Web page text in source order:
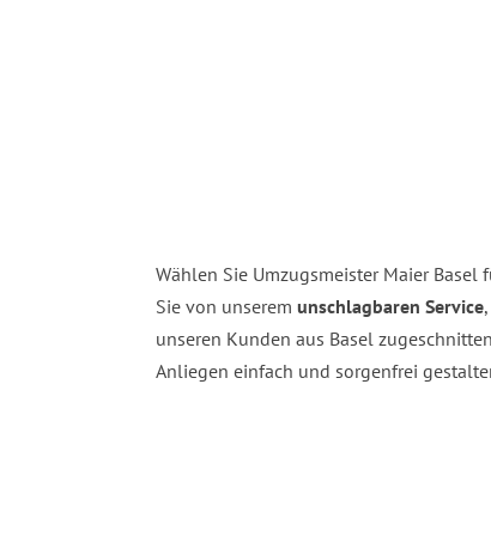
Wählen Sie Umzugsmeister Maier
Sie von unserem unschlagbaren Service
unseren Kunden aus Basel
Anliegen einfach und sorgenfrei